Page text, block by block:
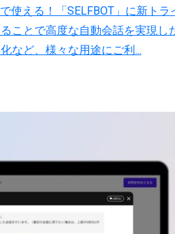
使える！「SELFBOT」に新トラ
ることで高度な自動会話を実現
など、様々な用途にご利...